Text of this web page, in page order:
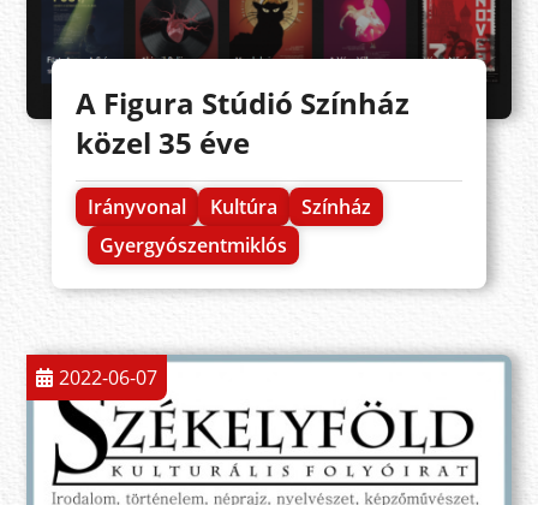
A Figura Stúdió Színház
közel 35 éve
Irányvonal Kultúra
Színház
Gyergyószentmiklós
2022-06-07